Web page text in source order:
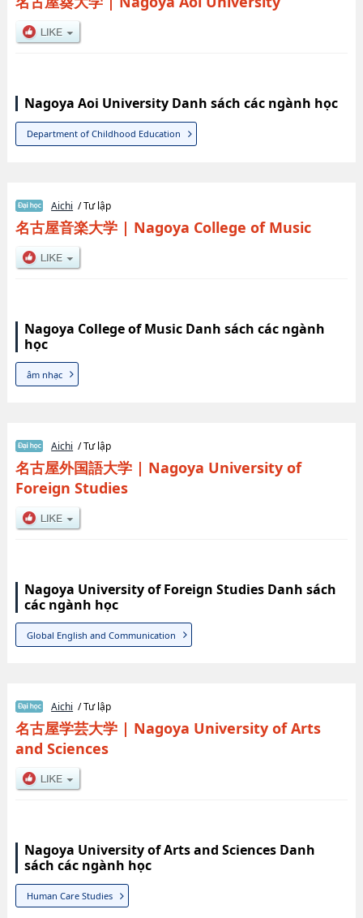
Nagoya Aoi University Danh sách các ngành học
Department of Childhood Education
Aichi / Tư lập
名古屋音楽大学| Nagoya College of Music
Nagoya College of Music Danh sách các ngành
học
âm nhạc
Aichi / Tư lập
名古屋外国語大学| Nagoya University of
Foreign Studies
Nagoya University of Foreign Studies Danh sách
các ngành học
Global English and Communication
Aichi / Tư lập
名古屋学芸大学| Nagoya University of Arts
and Sciences
Nagoya University of Arts and Sciences Danh
sách các ngành học
Human Care Studies